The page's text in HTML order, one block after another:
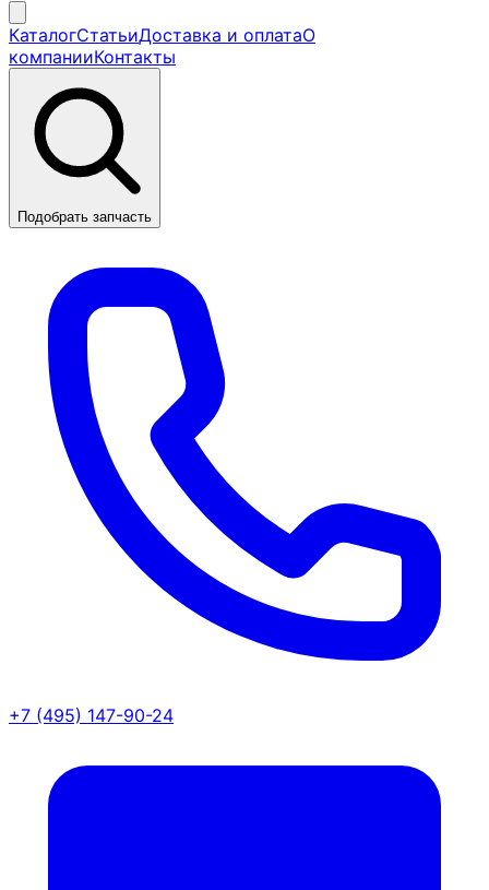
КаталогСтатьиДоставка и оплатаО
компанииКонтакты
Подобрать запчасть
+7 (495) 147-90-24